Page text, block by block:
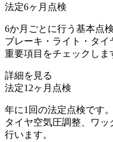
法定6ヶ月点検
6か⽉ごとに⾏う基本点検
ブレーキ・ライト・タ
重要項⽬をチェックしま
詳細を見る
法定12ヶ月点検
年に1回の法定点検です。
タイヤ空気圧調整、ワ
行います。